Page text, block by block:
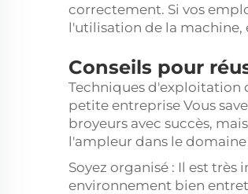
correctement. Si vos
l'utilisation de la
Conseils pour
Techniques d'exploitation
petite entreprise Vous
broyeurs avec succès,
l'ampleur dans le
Soyez organisé : Il est
environnement bien